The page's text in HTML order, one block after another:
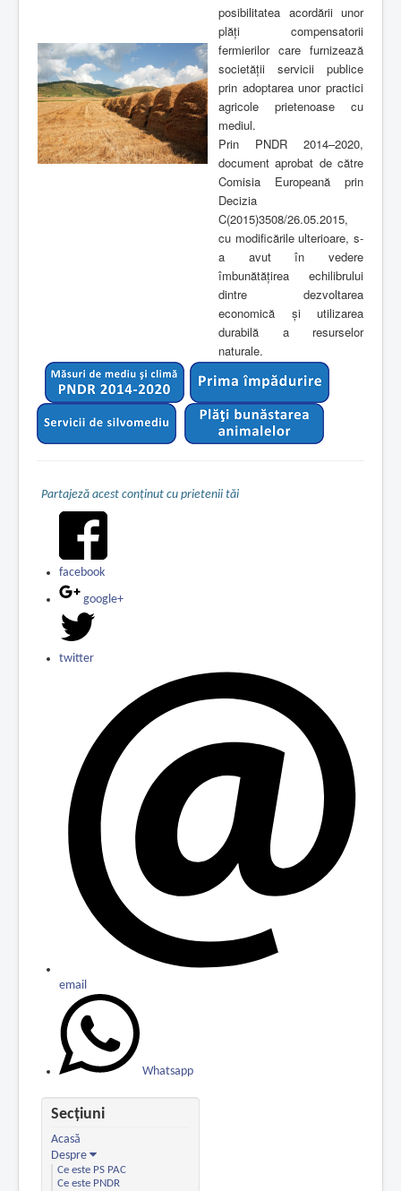
posibilitatea acordării unor
plăți compensatorii
fermierilor care furnizează
societății servicii publice
prin adoptarea unor practici
agricole prietenoase cu
mediul.
Prin PNDR 2014–2020,
document aprobat de către
Comisia Europeană prin
Decizia
C(2015)3508/26.05.2015,
cu modificările ulterioare, s-
a avut în vedere
îmbunătăţirea echilibrului
dintre dezvoltarea
economică și utilizarea
durabilă a resurselor
naturale.
Partajeză acest conținut cu prietenii tăi
facebook
google+
twitter
email
Whatsapp
Secțiuni
Acasă
Despre
Ce este PS PAC
Ce este PNDR